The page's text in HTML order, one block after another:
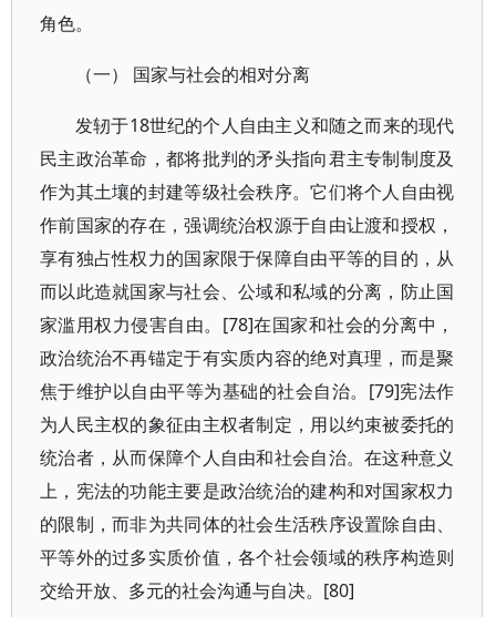
角色。
（一） 国家与社会的相对分离
发轫于18世纪的个人自由主义和随之而来的现代
民主政治革命，都将批判的矛头指向君主专制制度及
作为其土壤的封建等级社会秩序。它们将个人自由视
作前国家的存在，强调统治权源于自由让渡和授权，
享有独占性权力的国家限于保障自由平等的目的，从
而以此造就国家与社会、公域和私域的分离，防止国
家滥用权力侵害自由。[78]在国家和社会的分离中，
政治统治不再锚定于有实质内容的绝对真理，而是聚
焦于维护以自由平等为基础的社会自治。[79]宪法作
为人民主权的象征由主权者制定，用以约束被委托的
统治者，从而保障个人自由和社会自治。在这种意义
上，宪法的功能主要是政治统治的建构和对国家权力
的限制，而非为共同体的社会生活秩序设置除自由、
平等外的过多实质价值，各个社会领域的秩序构造则
交给开放、多元的社会沟通与自决。[80]